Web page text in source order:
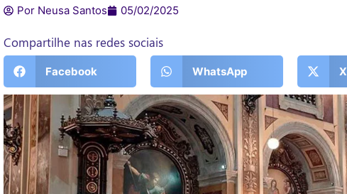
Por Neusa Santos 05/02/2025
Compartilhe nas redes sociais
Facebook WhatsApp X